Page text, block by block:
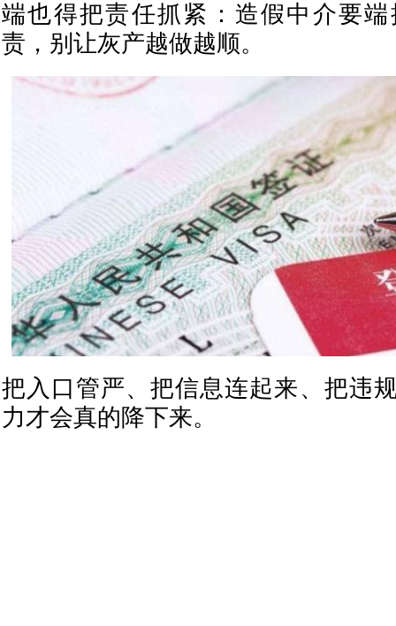
端也得把责任抓紧：造假中介要
责，别让灰产越做越顺。
把入口管严、把信息连起来、把违
力才会真的降下来。